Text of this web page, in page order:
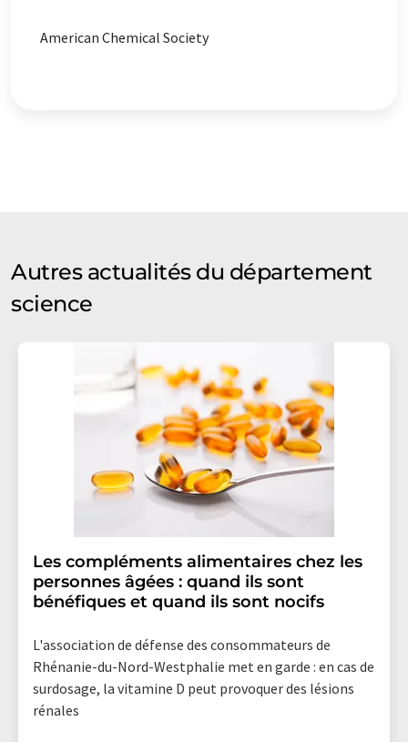
American Chemical Society
Autres actualités du département
science
Les compléments alimentaires chez les
personnes âgées : quand ils sont
bénéfiques et quand ils sont nocifs
L'association de défense des consommateurs de
Rhénanie-du-Nord-Westphalie met en garde : en cas de
surdosage, la vitamine D peut provoquer des lésions
rénales